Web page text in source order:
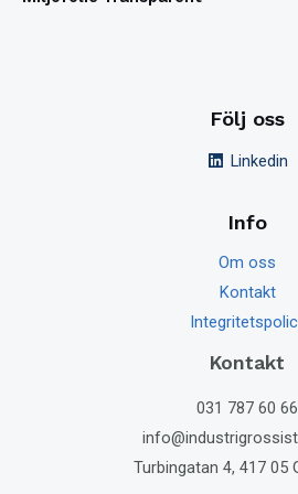
Följ oss
Linkedin
Info
Om oss
Kontakt
Kontakt
031 787 60 66
Turbingatan 4, 417 05